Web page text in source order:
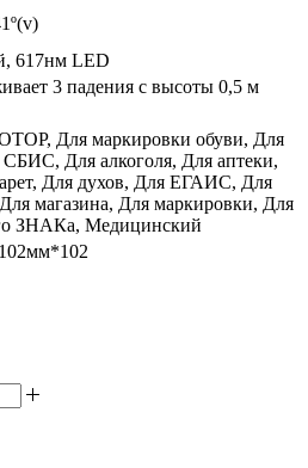
617нм LED
3 падения с высоты 0,5 м
Для маркировки обуви, Для
Для алкоголя, Для аптеки,
Для духов, Для ЕГАИС, Для
магазина, Для маркировки, Для
ЗНАКа, Медицинский